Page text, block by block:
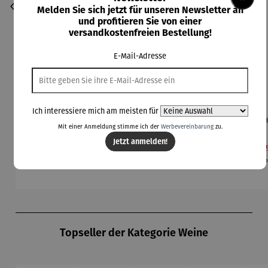
raffe |
Stripes
Regulärer Preis:
69,00 €
Eiskugel |
Collins
Regulärer Preis:
24,90 €
Weinkühle
r |
Topseller der Kategorie Weine
Melden Sie sich jetzt für unseren Newsletter an
und profitieren Sie von einer
versandkostenfreien Bestellung!
E-Mail-Adresse
Ich interessiere mich am meisten für
Mit einer Anmeldung stimme ich der Werbevereinbarungzu.
Jetzt anmelden!